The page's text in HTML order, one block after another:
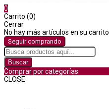
0
Carrito (0)
Cerrar
No hay más artículos en su carrito
Seguir comprando
Buscar
Comprar por categorías
CLOSE